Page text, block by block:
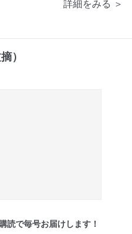
詳細をみる ＞
）
読で毎号お届けします！